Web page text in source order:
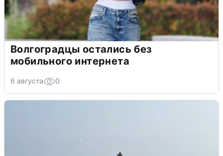
Волгоградцы остались без
мобильного интернета
6 августа 0